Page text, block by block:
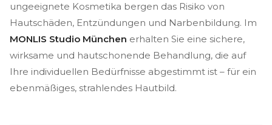
ungeeignete Kosmetika bergen das Risiko von
Hautschäden, Entzündungen und Narbenbildung. Im
MONLIS Studio München erhalten Sie eine sichere,
wirksame und hautschonende Behandlung, die auf
Ihre individuellen Bedürfnisse abgestimmt ist – für ein
ebenmäßiges, strahlendes Hautbild.